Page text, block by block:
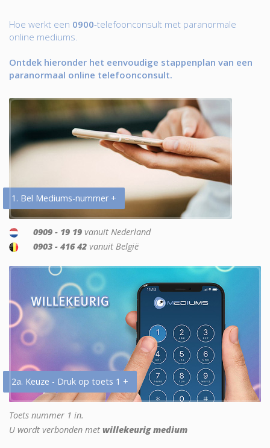
Hoe werkt een 0900-telefoonconsult met paranormale
online mediums.
Ontdek hieronder het eenvoudige stappenplan van een
paranormaal online telefoonconsult.
1. Bel Mediums-nummer +
0909 - 19 19 vanuit Nederland
0903 - 416 42 vanuit België
2a. Keuze - Druk op toets 1 +
Toets nummer 1 in.
U wordt verbonden met willekeurig medium